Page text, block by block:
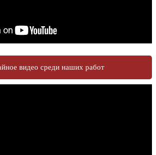
видео среди наших работ